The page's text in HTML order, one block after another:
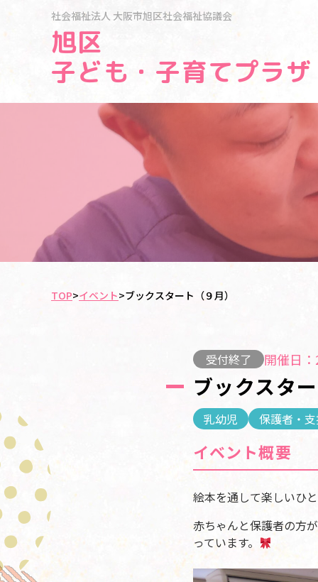
社会福祉法人 大阪市旭区社会福祉協議会
旭区
子ども・子育てプラザ
TOP>イベント>ブックスタート（９月）
受付終了 開催日
ブックスタ
乳幼児 保護者・
イベント概要
絵本を通して楽しいひ
赤ちゃんと保護者の方
っています。